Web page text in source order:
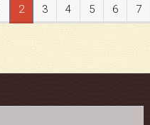
2 3 4 5 6 7